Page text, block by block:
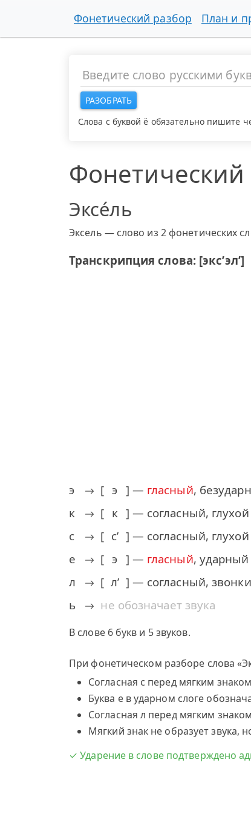
Фонетический разбор План и
РАЗОБРАТЬ
Слова с буквой ё обязательно пишите
Фонетический
Эксе́ль
Эксель — слово из 2 фонетических
Транскрипция слова: [экс’эл’]
э [ э ] — гласный,
к
[ к ] — согласный,
с
[ с’ ] — согласный,
е
[ э ] — гласный, ударный
л
[ л’ ] — согласный,
ь
не обозначает звука
В слове 6 букв и 5 звуков.
При фонетическом разборе слова
Согласная с перед мягким
Буква е в ударном слоге
Согласная л перед мягким
Мягкий знак не образует звука,
✓ Ударение в слове подтверждено